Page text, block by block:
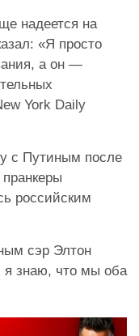
надеется на
«Я просто
а он —
York Daily
с Путиным после
российским
сэр Элтон
я знаю, что мы оба